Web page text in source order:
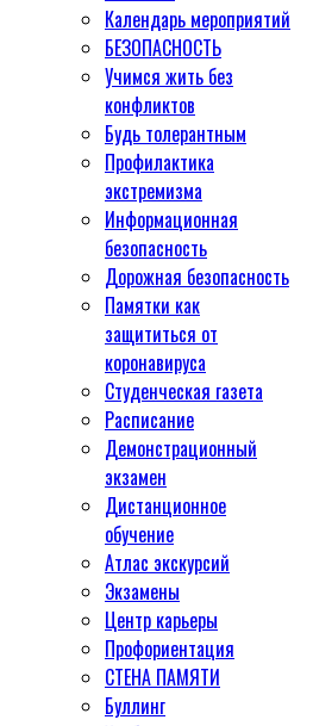
Календарь мероприятий
БЕЗОПАСНОСТЬ
Учимся жить без
конфликтов
Будь толерантным
Профилактика
экстремизма
Информационная
безопасность
Дорожная безопасность
Памятки как
защититься от
коронавируса
Студенческая газета
Расписание
Демонстрационный
экзамен
Дистанционное
обучение
Атлас экскурсий
Экзамены
Центр карьеры
Профориентация
СТЕНА ПАМЯТИ
Буллинг